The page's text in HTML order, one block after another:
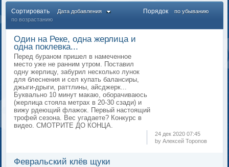
Сортировать Дата добавления Порядок
по убыванию
по возрастанию
Один на Реке, одна жерлица и
одна поклевка...
Перед бураном пришел в намеченное
место уже не ранним утром. Поставил
одну жерлицу, забурил несколько лунок
для блеснения и сел купать балансиры,
джыги-дрыги, раттлины, айсджерк...
Буквально 10 минут макаю, оборачиваюсь
(жерлица стояла метрах в 20-30 сзади) и
вижу рдеющий флажок. Первый настоящий
трофей сезона. Вес угадаете? Конкурс в
видео. СМОТРИТЕ ДО КОНЦА.
24 дек 2020 07:45
by Алексей Торопов
Февральский клёв щуки